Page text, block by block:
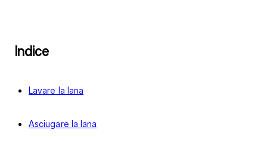
Indice
Lavare la lana
Asciugare la lana